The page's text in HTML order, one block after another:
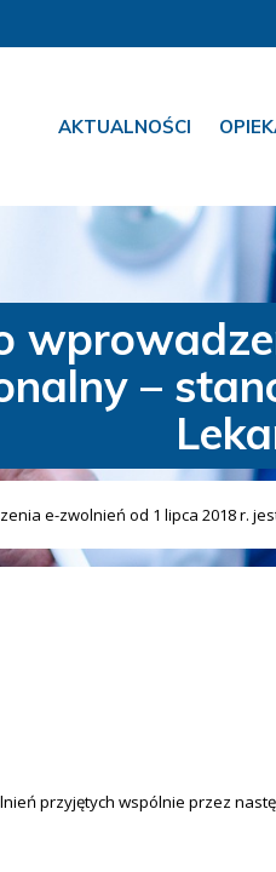
AKTUALNOŚCI
–
e-zwolnień od 1 lipca 2018 r.
przyjętych wspólnie przez